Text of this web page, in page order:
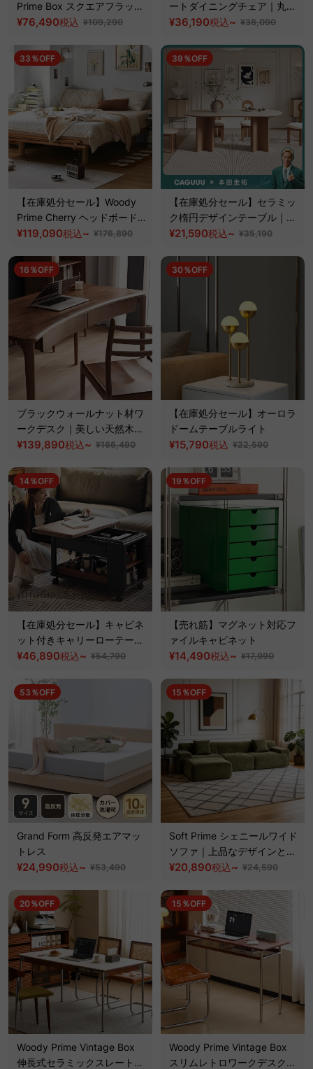
Prime Box スクエアフラップ
キャビネット
¥76,490税込 ¥109,290
ートダイニングチェア｜丸み
フォルムと天然木フレームを
セット20%OFF】
¥36,190税込~ ¥38,090
33％OFF
【在庫処分セール】Woody
Prime Cherry ヘッドボード
レスベッドフレーム
¥119,090税込~ ¥176,890
39％OFF
【在庫処分セール】セラミッ
ク楕円デザインテーブル｜広
くて大きいこだわり天板
¥21,590税込~ ¥35,190
16％OFF
ブラックウォールナット材ワ
ークデスク｜美しい天然木を
使用した便利な収納付きテー
¥139,890税込~ ¥166,490
30％OFF
【在庫処分セール】オーロラ
ドームテーブルライト
¥15,790税込 ¥22,590
14％OFF
【在庫処分セール】キャビネ
ット付きキャリーローテーブ
ル
¥46,890税込~ ¥54,790
19％OFF
【売れ筋】マグネット対応フ
ァイルキャビネット
¥14,490税込~ ¥17,990
53％OFF
Grand Form 高反発エアマッ
トレス
¥24,990税込~ ¥53,490
15％OFF
Soft Prime シェニールワイド
ソファ｜上品なデザインと優
れた耐久性【色カスタマイズ
¥20,890税込~ ¥24,590
20％OFF
Woody Prime Vintage Box
伸長式セラミックスレートダ
15％OFF
Woody Prime Vintage Box
スリムレトロワークデスク